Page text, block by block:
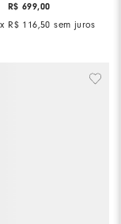
R$ 699,00
x R$ 116,50 sem juros